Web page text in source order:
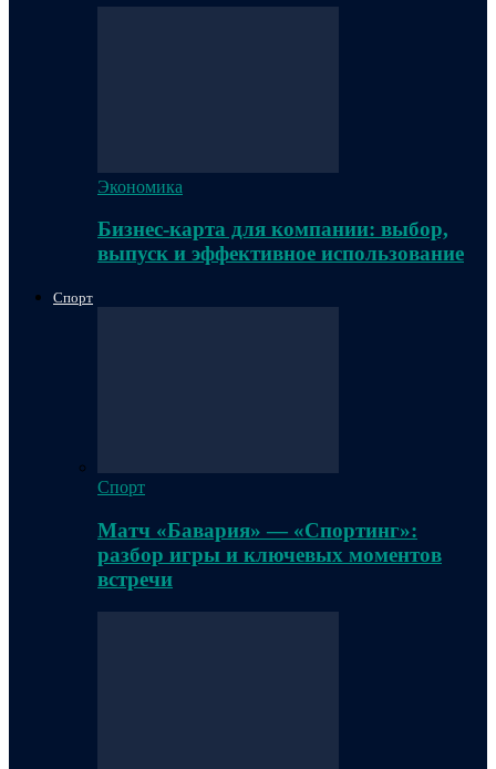
Экономика
Бизнес-карта для компании: выбор,
выпуск и эффективное использование
Спорт
Спорт
Матч «Бавария» — «Спортинг»:
разбор игры и ключевых моментов
встречи